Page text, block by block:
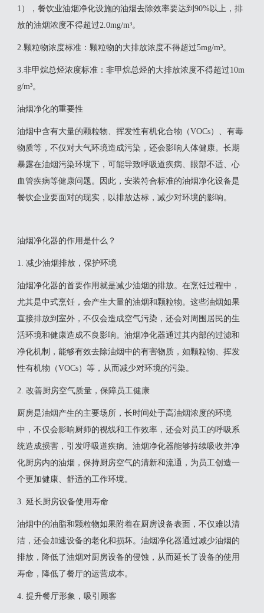
1），餐饮业油烟净化设施的油烟去除效率要达到90%以上，排
放的油烟浓度不得超过2.0mg/m³。
2‌.颗粒物浓度标准‌：颗粒物的大排放浓度不得超过5mg/m³。
‌3.非甲烷总烃浓度标准‌：非甲烷总烃的大排放浓度不得超过10m
g/m³。
油烟净化的重要性
油烟中含有大量的颗粒物、挥发性有机化合物（VOCs）、有毒
物质等，不仅对大气环境造成污染，还会影响人体健康。长期
暴露在油烟污染环境下，可能导致呼吸道疾病、眼部不适、心
血管疾病等健康问题。因此，安装符合标准的油烟净化设备是
餐饮企业要面对的现实，以排放达标，减少对环境的影响。
油烟净化器的作用是什么？
1. 减少油烟排放，保护环境
油烟净化器的首要作用就是减少油烟的排放。在烹饪过程中，
尤其是中式烹饪，会产生大量的油烟和颗粒物。这些油烟如果
直接排放到室外，不仅会造成空气污染，还会对周围居民的生
活环境和健康造成不良影响。油烟净化器通过其内部的过滤和
净化机制，能够有效去除油烟中的有害物质，如颗粒物、挥发
性有机物（VOCs）等，从而减少对环境的污染。
2. 改善厨房空气质量，保障员工健康
厨房是油烟产生的主要场所，长时间处于高油烟浓度的环境
中，不仅会影响厨师的视线和工作效率，还会对员工的呼吸系
统造成损害，引发呼吸道疾病。油烟净化器能够持续吸收并净
化厨房内的油烟，保持厨房空气的清新和流通，为员工创造一
个更加健康、舒适的工作环境。
3. 延长厨房设备使用寿命
油烟中的油脂和颗粒物如果附着在厨房设备表面，不仅难以清
洁，还会加速设备的老化和损坏。油烟净化器通过减少油烟的
排放，降低了油烟对厨房设备的侵蚀，从而延长了设备的使用
寿命，降低了餐厅的运营成本。
4. 提升餐厅形象，吸引顾客